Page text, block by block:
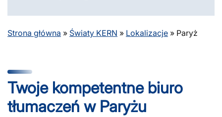
Strona główna » Światy KERN » Lokalizacje » Paryż
Twoje kompetentne biuro
tłumaczeń w Paryżu